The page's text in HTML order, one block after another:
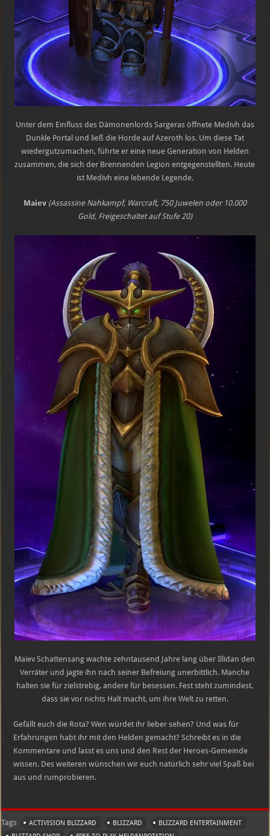
Unter dem Einfluss des Dämonenlords Sargeras öffnete Medivh das
Dunkle Portal und ließ die Horde auf Azeroth los. Um diese Tat
wiedergutzumachen, führte er eine neue Generation von Helden
zusammen, die sich der Brennenden Legion entgegenstellten. Heute
ist Medivh eine lebende Legende.
Maiev (Assassine Nahkampf, Warcraft, 750 Juwelen oder 10.000
Gold, Freigeschaltet auf Stufe 20)
Maiev Schattensang wachte zehntausend Jahre lang über Illidan den
Verräter und jagte ihn nach seiner Befreiung unerbittlich. Manche
halten sie für zielstrebig, andere für besessen. Fest steht zumindest,
dass sie vor nichts Halt macht, um ihre Welt zu retten.
Gefällt euch die Rota? Wen würdet ihr lieber sehen? Und was für
Erfahrungen habt ihr mit den Helden gemacht? Schreibt es in die
Kommentare und lasst es uns und den Rest der Heroes-Gemeinde
wissen. Des weiteren wünschen wir euch natürlich sehr viel Spaß bei
aus und rumprobieren.
Tags ACTIVISION BLIZZARD BLIZZARD
BLIZZARD ENTERTAINMENT